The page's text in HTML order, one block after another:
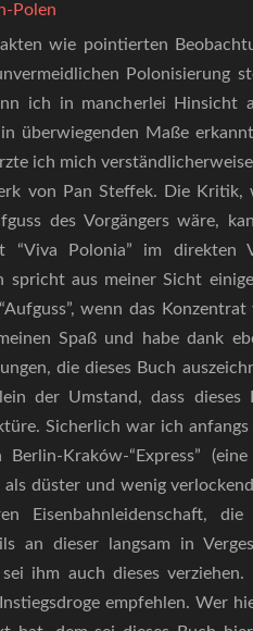
wie pointierten
Polonisierung
ich in mancherlei Hinsicht
überwiegenden Maße
ich mich
von Pan Steffek. Die Kritik,
des Vorgängers wäre,
“Viva Polonia” im direkten
spricht aus meiner Sicht
wenn das
Spaß und habe dank
die dieses Buch
der Umstand, dass
Sicherlich war ich
Berlin-Kraków-“Express”
düster und wenig
Eisenbahnleidenschaft,
an dieser langsam in
ihm auch dieses
empfehlen. Wer